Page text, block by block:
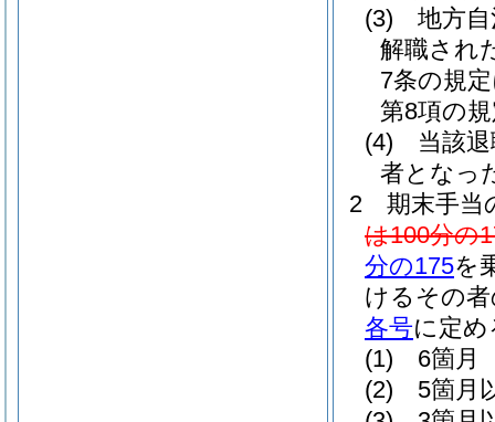
(3)
地方
解職され
7条の規
第8項の
(4)
当該
者となっ
2
期末手当
は100分の
分の175を
けるその
各号に定
(1)
6箇月
(2)
5箇月